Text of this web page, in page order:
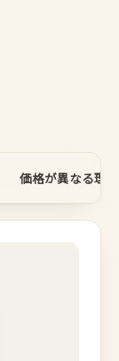
価格が異なる理由